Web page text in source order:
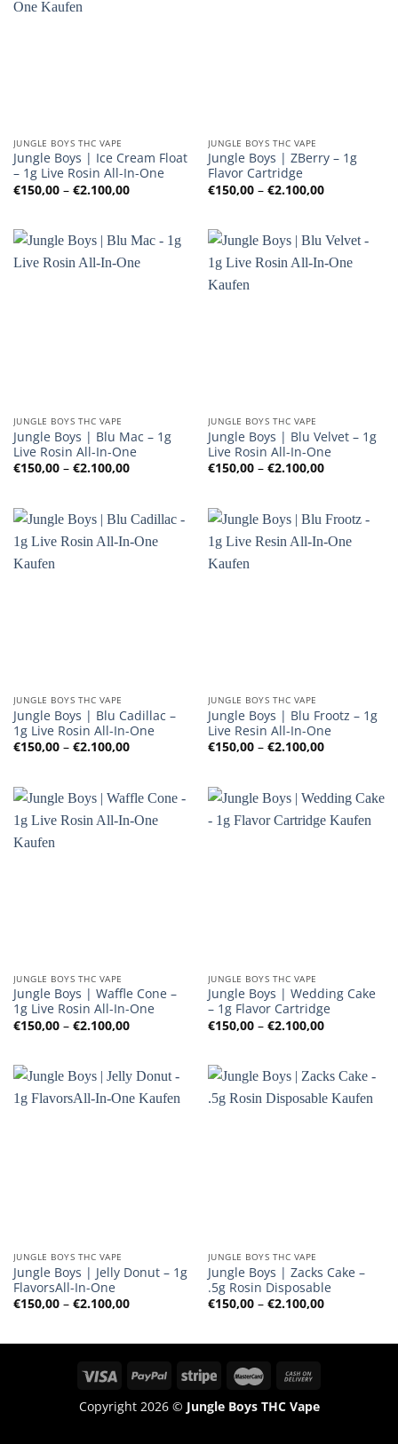
JUNGLE BOYS THC VAPE
Jungle Boys | Ice Cream Float
– 1g Live Rosin All-In-One
€150,00 – €2.100,00Preisspanne:
€150,00
JUNGLE BOYS THC VAPE
Jungle Boys | ZBerry – 1g
Flavor Cartridge
€150,00 – €2.100,00
€150,00
JUNGLE BOYS THC VAPE
Jungle Boys | Blu Mac – 1g
Live Rosin All-In-One
€150,00 – €2.100,00Preisspanne:
JUNGLE BOYS THC VAPE
Jungle Boys | Blu Velvet – 1g
Live Rosin All-In-One
€150,00 – €2.100,00
JUNGLE BOYS THC VAPE
Jungle Boys | Blu Cadillac –
1g Live Rosin All-In-One
€150,00 – €2.100,00Preisspanne:
€150,00
JUNGLE BOYS THC VAPE
Jungle Boys | Blu Frootz – 1g
Live Resin All-In-One
€150,00 – €2.100,00
€150,00
JUNGLE BOYS THC VAPE
Jungle Boys | Waffle Cone –
1g Live Rosin All-In-One
€150,00 – €2.100,00Preisspanne:
€150,00
JUNGLE BOYS THC VAPE
Jungle Boys | Wedding Cake
– 1g Flavor Cartridge
€150,00 – €2.100,00
€150,00
JUNGLE BOYS THC VAPE
Jungle Boys | Jelly Donut – 1g
FlavorsAll-In-One
€150,00 – €2.100,00Preisspanne:
JUNGLE BOYS THC VAPE
Jungle Boys | Zacks Cake –
.5g Rosin Disposable
€150,00 – €2.100,00
Copyright 2026 © Jungle Boys THC Vape